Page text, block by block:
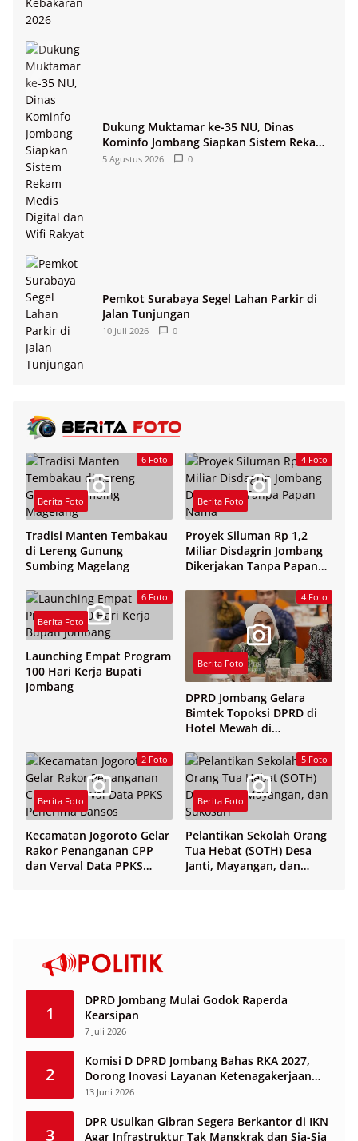
Dukung Muktamar ke-35 NU, Dinas
Kominfo Jombang Siapkan Sistem Rekam
Medis Digital dan Wifi Rakyat
5 Agustus 2026 0
Pemkot Surabaya Segel Lahan Parkir di
Jalan Tunjungan
10 Juli 2026 0
6 Foto
Berita Foto
Tradisi Manten Tembakau
di Lereng Gunung
Sumbing Magelang
4 Foto
Berita Foto
Proyek Siluman Rp 1,2
Miliar Disdagrin Jombang
Dikerjakan Tanpa Papan
6 Foto
Berita Foto
Launching Empat Program
100 Hari Kerja Bupati
Jombang
4 Foto
Berita Foto
DPRD Jombang Gelara
Bimtek Topoksi DPRD di
Hotel Mewah di
2 Foto
Berita Foto
Kecamatan Jogoroto Gelar
Rakor Penanganan CPP
dan Verval Data PPKS
5 Foto
Berita Foto
Pelantikan Sekolah Orang
Tua Hebat (SOTH) Desa
Janti, Mayangan, dan
1
DPRD Jombang Mulai Godok Raperda
Kearsipan
7 Juli 2026
2
Komisi D DPRD Jombang Bahas RKA 2027,
Dorong Inovasi Layanan Ketenagakerjaan
Berbasis Desa
13 Juni 2026
3
DPR Usulkan Gibran Segera Berkantor di IKN
Agar Infrastruktur Tak Mangkrak dan Sia-Sia